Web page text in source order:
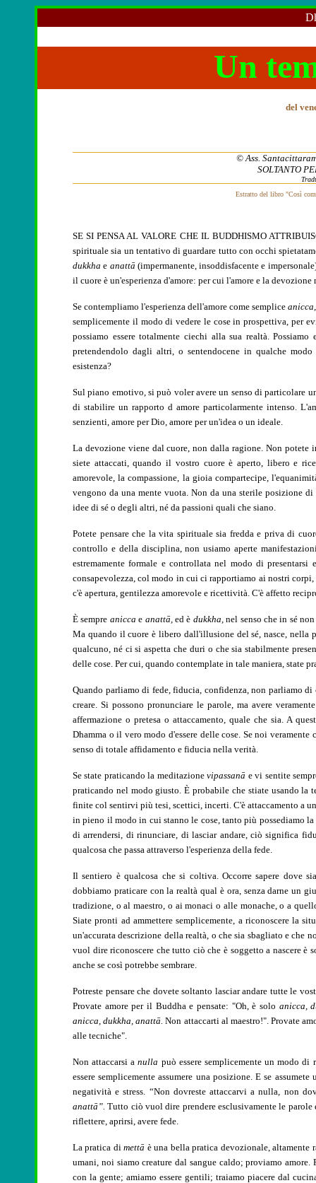
Un
del
© Ass.
SOLTANTO
Estratto del libro "Così
SE SI PENSA AL VALORE CHE IL BUDDHISMO
spirituale sia un tentativo di guardare tutto con occhi
dukkhae anattā (impermanente, insoddisfacente e
il cuore è un'esperienza d'amore: per cui l'amore e la devozione
Se contempliamo l'esperienza dell'amore come semplice
semplicemente il modo di vedere le cose in prospettiva, per
possiamo essere totalmente ciechi alla sua realtà.
pretendendolo dagli altri, o sentendocene in qualche
esistenza?
Sul piano emotivo, si può voler avere un senso di particolare
di stabilire un rapporto d amore particolarmente intenso.
senzienti, amore per Dio, amore per un'idea o un ideale.
La devozione viene dal cuore, non dalla ragione. Non
siete attaccati, quando il vostro cuore è aperto, libero e
amorevole, la compassione, la gioia compartecipe,
vengono da una mente vuota. Non da una sterile posizione
idee di sé o degli altri, né da passioni quali che siano.
Potete pensare che la vita spirituale sia fredda e priva di
controllo e della disciplina, non usiamo aperte
estremamente formale e controllata nel modo di
consapevolezza, col modo in cui ci rapportiamo ai nostri
c'è apertura, gentilezza amorevole e ricettività. C'è affetto
È sempre aniccae anattā,ed è dukkha,nel senso che in sé
Ma quando il cuore è libero dall'illusione del sé, nasce, nella
qualcuno, né ci si aspetta che duri o che sia stabilmente
delle cose. Per cui, quando contemplate in tale maniera, state
Quando parliamo di fede, fiducia, confidenza, non parliamo di
creare. Si possono pronunciare le parole, ma avere
affermazione o pretesa o attaccamento, quale che sia. A
Dhamma o il vero modo d'essere delle cose. Se noi
senso di totale affidamento e fiducia nella verità.
Se state praticando la meditazionevipassanā e vi sentite
praticando nel modo giusto. È probabile che stiate usando la
finite col sentirvi più tesi, scettici, incerti. C'è attaccamento a
in pieno il modo in cui stanno le cose, tanto più possediamo
di arrendersi, di rinunciare, di lasciar andare, ciò significa
qualcosa che passa attraverso l'esperienza della fede.
Il sentiero è qualcosa che si coltiva. Occorre sapere dove
dobbiamo praticare con la realtà qual è ora, senza darne un
tradizione, o al maestro, o ai monaci o alle monache, o a
Siate pronti ad ammettere semplicemente, a riconoscere la
un'accurata descrizione della realtà, o che sia sbagliato e che
vuol dire riconoscere che tutto ciò che è soggetto a nascere
anche se così potrebbe sembrare.
Potreste pensare che dovete soltanto lasciar andare tutte le
Provate amore per il Buddha e pensate: "Oh, è solo anicca,
anicca, dukkha, anattā.Non attaccarti al maestro!". Provate
alle tecniche".
Non attaccarsi anulla può essere semplicemente un modo di
essere semplicemente assumere una posizione. E se
negatività e stress. “Non dovreste attaccarvi a nulla, non
anattā”.Tutto ciò vuol dire prendere esclusivamente le
riflettere, aprirsi, avere fede.
La pratica dimettā è una bella pratica devozionale, altamente
umani, noi siamo creature dal sangue caldo; proviamo
con la gente; amiamo essere gentili; traiamo piacere dal